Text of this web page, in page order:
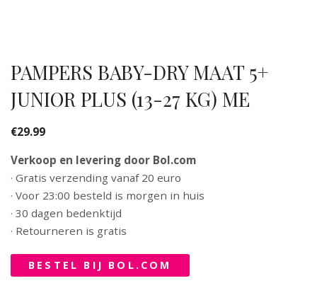
PAMPERS BABY-DRY MAAT 5+
JUNIOR PLUS (13-27 KG) ME
€29.99
Verkoop en levering door Bol.com
· Gratis verzending vanaf 20 euro
· Voor 23:00 besteld is morgen in huis
· 30 dagen bedenktijd
· Retourneren is gratis
BESTEL BIJ BOL.COM